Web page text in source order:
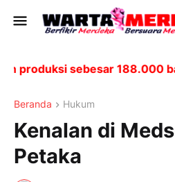
sebesar 188.000
Beranda Hukum
Kenalan di
Petaka